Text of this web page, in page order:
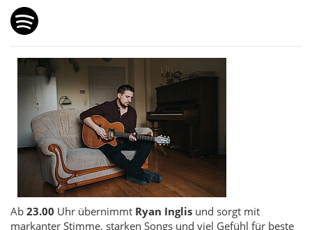
Ab 23.00 Uhr übernimmt Ryan Inglis und sorgt mit
markanter Stimme, starken Songs und viel Gefühl für beste